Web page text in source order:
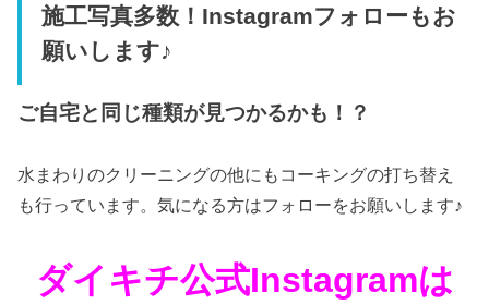
施工写真多数！Instagramフォローもお
願いします♪
ご自宅と同じ種類が見つかるかも！？
水まわりのクリーニングの他にもコーキングの打ち替え
も行っています。気になる方はフォローをお願いします♪
ダイキチ公式Instagramは